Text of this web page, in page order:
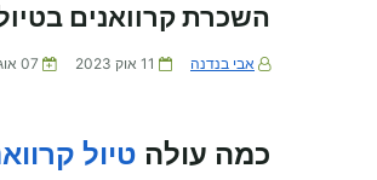
השכרת קרוואנים
אבי בנדנה 11 אוק 2023 07 אוג 2026
כמה עולה טיול